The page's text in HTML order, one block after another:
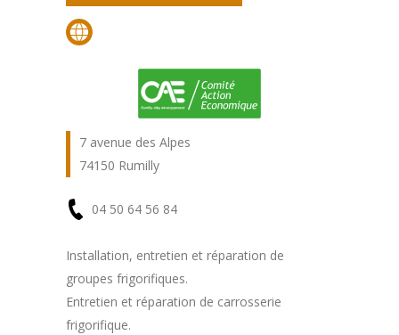
7 avenue des Alpes
74150 Rumilly
04 50 64 56 84
En
savoir
plus
Installation, entretien et réparation de
groupes frigorifiques.
Entretien et réparation de carrosserie
frigorifique.